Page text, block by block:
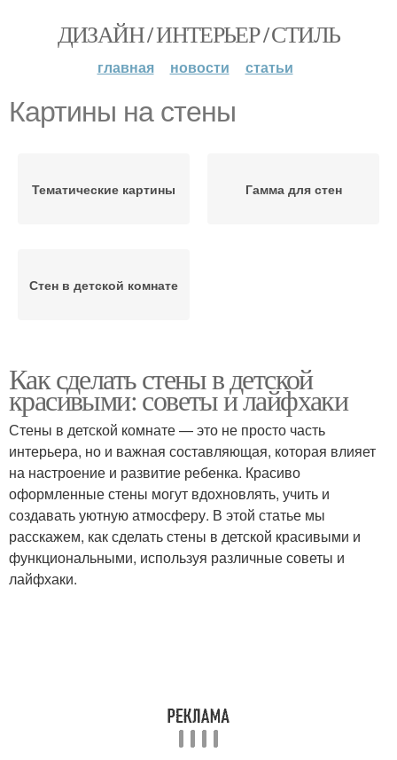
ДИЗАЙН / ИНТЕРЬЕР / СТИЛЬ
главная новости статьи
Картины на стены
Тематические картины Гамма для стен
Стен в детской комнате
Как сделать стены в детской
красивыми: советы и лайфхаки
Стены в детской комнате — это не просто часть
интерьера, но и важная составляющая, которая влияет
на настроение и развитие ребенка. Красиво
оформленные стены могут вдохновлять, учить и
создавать уютную атмосферу. В этой статье мы
расскажем, как сделать стены в детской красивыми и
функциональными, используя различные советы и
лайфхаки.